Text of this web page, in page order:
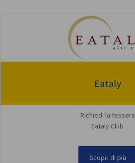
Eataly
Richiedi la tessera
Eataly Club
Scopri di più